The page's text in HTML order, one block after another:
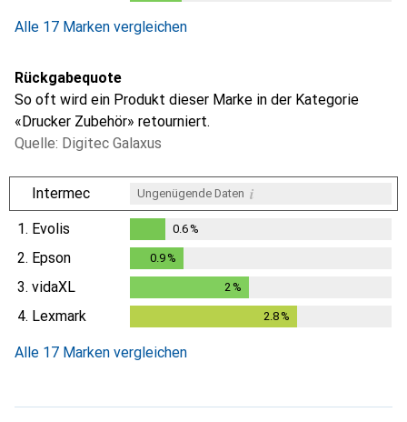
Alle 17 Marken vergleichen
Rückgabequote
So oft wird ein Produkt dieser Marke in der Kategorie
«Drucker Zubehör» retourniert.
Quelle: Digitec Galaxus
Intermec Ungenügende Daten i
1. Evolis
0.6%
0.6%
2. Epson 0.9%
3. vidaXL 2 %
4. Lexmark 2.8%
Alle 17 Marken vergleichen